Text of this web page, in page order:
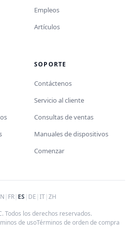
Empleos
Artículos
SOPORTE
Contáctenos
Servicio al cliente
Consultas de ventas
Manuales de dispositivos
Comenzar
| FR| ES | DE |IT|ZH
Todos los derechos reservados.
de usoTérminos de orden de compra